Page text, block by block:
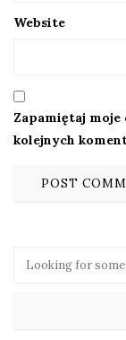
Website
Zapamiętaj moje
kolejnych